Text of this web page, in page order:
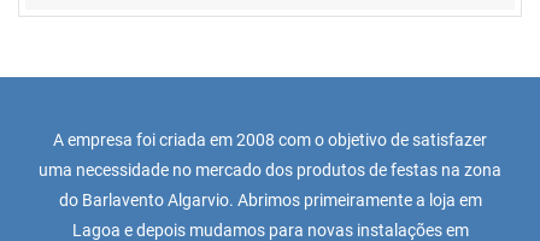
A empresa foi criada em 2008 com o objetivo de satisfazer
uma necessidade no mercado dos produtos de festas na zona
do Barlavento Algarvio. Abrimos primeiramente a loja em
Lagoa e depois mudamos para novas instalações em